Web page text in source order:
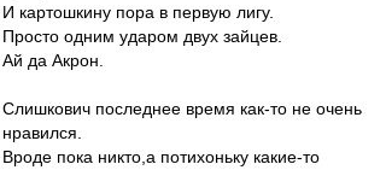
И картошкину пора в первую лигу.
Просто одним ударом двух зайцев.
Ай да Акрон.
Слишкович последнее время как-то не очень
нравился.
Вроде пока никто,а потихоньку какие-то